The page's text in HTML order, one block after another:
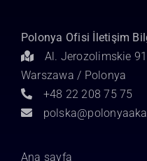
Polonya Ofisi İletişim
Al. Jerozolimskie
Warszawa / Polonya
+48 22 208 75 75
Ana sayfa